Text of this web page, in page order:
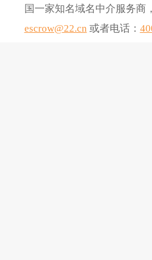
国一家知名域名中介服务商
escrow@22.cn 或者电话：